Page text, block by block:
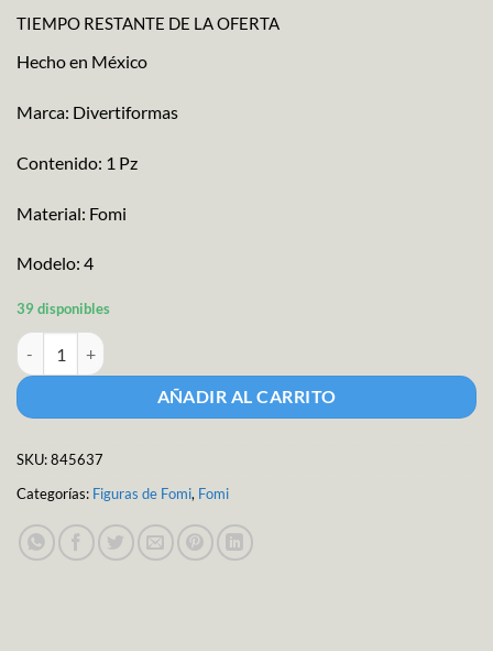
TIEMPO RESTANTE DE LA OFERTA
Hecho en México
Marca: Divertiformas
Contenido: 1 Pz
Material: Fomi
Modelo: 4
39 disponibles
Fig Fomi Duende cantidad
AÑADIR AL CARRITO
SKU:845637
Categorías: Figuras de Fomi, Fomi